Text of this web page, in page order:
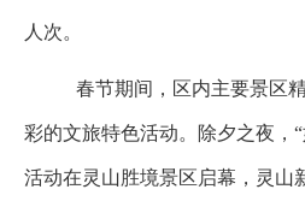
人次。
春节期间，区内主要景区
彩的文旅特色活动。除夕之夜，
活动在灵山胜境景区启幕，灵山